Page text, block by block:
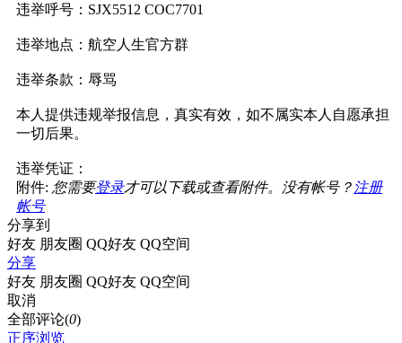
违举呼号：SJX5512 COC7701
违举地点：航空人生官方群
违举条款：辱骂
本人提供违规举报信息，真实有效，如不属实本人自愿承担
一切后果。
违举凭证：
附件: 您需要登录才可以下载或查看附件。没有帐号？ 注册
帐号
分享到
好友 朋友圈 QQ好友 QQ空间
分享
好友 朋友圈 QQ好友 QQ空间
取消
全部评论(0)
正序浏览